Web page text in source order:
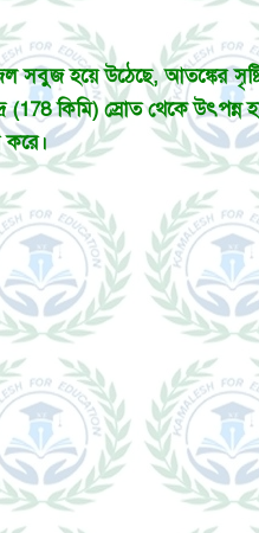
সবুজ হয়ে উঠেছে, আতঙ্কের
(178 কিমি) স্রোত থেকে
করে।